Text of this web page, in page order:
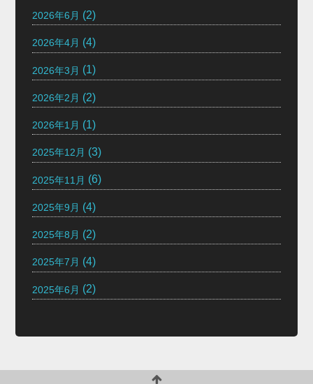
2026年6月 (2)
2026年4月 (4)
2026年3月 (1)
2026年2月 (2)
2026年1月 (1)
2025年12月 (3)
2025年11月 (6)
2025年9月 (4)
2025年8月 (2)
2025年7月 (4)
2025年6月 (2)